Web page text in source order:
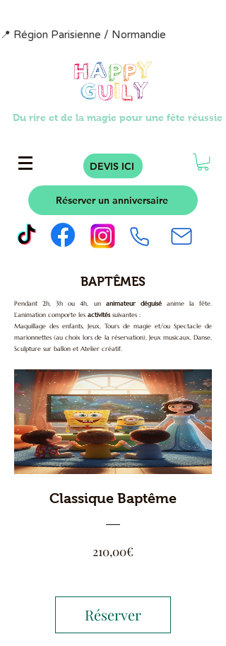
📍 Région Parisienne / Normandie
Du rire et de la magie pour une fête réussie
DEVIS ICI
Réserver un anniversaire
BAPTÊMES
Pendant 2h, 3h ou 4h, unanimateur déguisé anime la fête.
L’animation comporte les activitéssuivantes :
Maquillage des enfants, Jeux, Tours de magie et/ou Spectacle de
marionnettes (au choix lors de la réservation), Jeux musicaux, Danse,
Sculpture sur ballon et Atelier créatif.
Classique Baptême
210,00€
Réserver